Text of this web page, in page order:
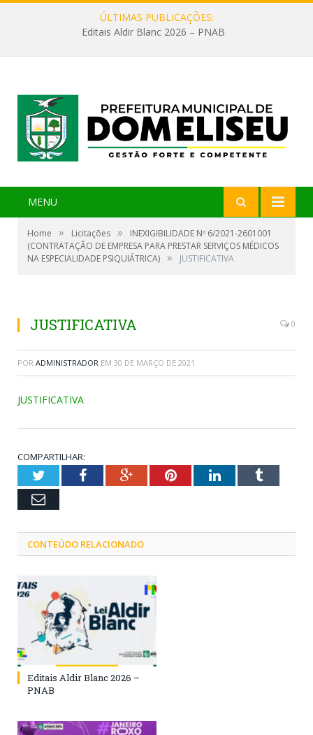
ÚLTIMAS PUBLICAÇÕES:
Editais Aldir Blanc 2026 – PNAB
MENU
Home » Licitações »
INEXIGIBILIDADE Nº 6/2021-2601001
(CONTRATAÇÃO DE EMPRESA PARA PRESTAR SERVIÇOS MÉDICOS
NA ESPECIALIDADE PSIQUIÁTRICA) » JUSTIFICATIVA
JUSTIFICATIVA 0
POR ADMINISTRADOR EM 30 DE MARÇO DE 2021
JUSTIFICATIVA
COMPARTILHAR:
TwitterFacebookGoogle+PinterestLinkedInTumblr
Email
CONTEÚDO RELACIONADO
Editais Aldir Blanc 2026 –
PNAB